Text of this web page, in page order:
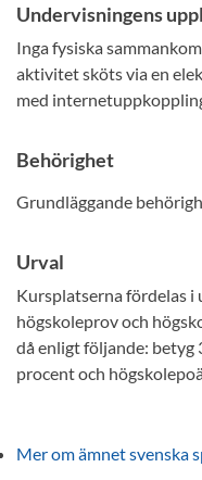
Undervisningens
Inga fysiska
aktivitet sköts via en
med
Behörighet
Grundläggande
Urval
Kursplatserna fördelas i
högskoleprov och
då enligt följande: betyg
procent och
Mer om ämnet svenska